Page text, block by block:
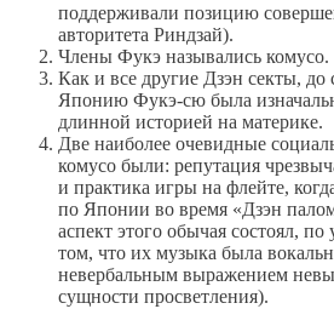
поддерживали позицию
авторитета Риндзай).
Члены Фукэ назывались комусо.
Как и все другие Дзэн секты, до
Японию Фукэ-сю была
длинной историей на материке.
Две наиболее очевидные
комусо были: репутация
и практика игры на флейте,
по Японии во время «Дзэн
аспект этого обычая состоял,
том, что их музыка была
невербальным выражением
сущности просветления).